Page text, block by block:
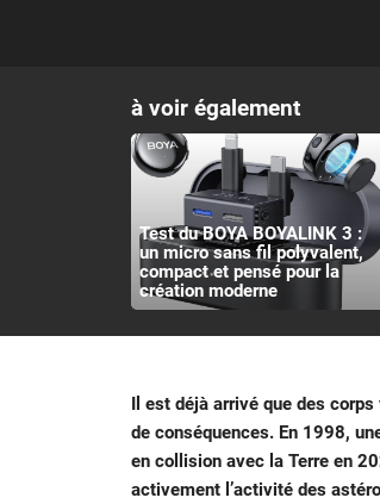
à voir également
Test du BOYA BOYALINK 3 :
un micro sans fil polyvalent,
compact et pensé pour la
création moderne
Il est déjà arrivé que des
de conséquences. En 1998,
en collision avec la Terre en
activement l’activité des